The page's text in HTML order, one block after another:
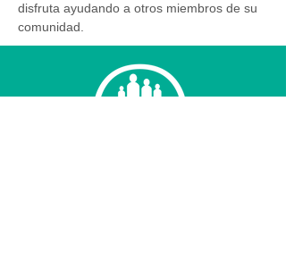
disfruta ayudando a otros miembros de su
comunidad.